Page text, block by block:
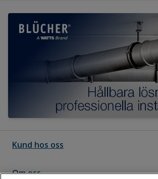
Kund hos oss
Om oss